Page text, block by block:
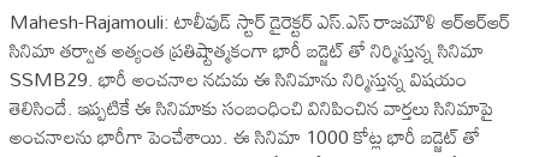
Mahesh-Rajamouli: టాలీవుడ్ స్టార్ డైరెక్టర్ ఎస్.ఎస్ రాజమౌళి ఆర్ఆర్ఆర్
సినిమా తర్వాత అత్యంత ప్రతిష్టాత్మకంగా భారీ బడ్జెట్ తో నిర్మిస్తున్న సినిమా
SSMB29. భారీ అంచనాల నడుమ ఈ సినిమాను నిర్మిస్తున్న విషయం
తెలిసిందే. ఇప్పటికే ఈ సినిమాకు సంబంధించి వినిపించిన వార్తలు సినిమాపై
అంచనాలను భారీగా పెంచేశాయి. ఈ సినిమా 1000 కోట్ల భారీ బడ్జెట్ తో